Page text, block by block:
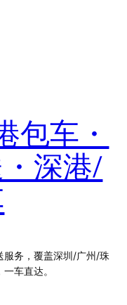
包车・
深港/
服务，覆盖深圳/广州/珠
车直达。